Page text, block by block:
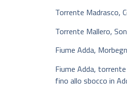
Torrente Madrasco,
Torrente Mallero,
Fiume Adda,
Fiume Adda,
fino allo sbocco in